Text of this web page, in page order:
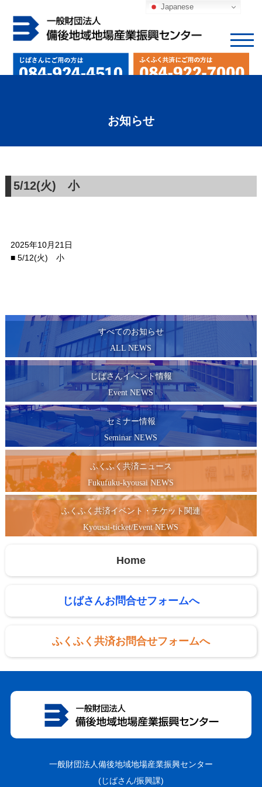
お知らせ
5/12(火) 小
2025年10月21日
■ 5/12(火) 小
すべてのお知らせ
ALL NEWS
じばさんイベント情報
Event NEWS
セミナー情報
Seminar NEWS
ふくふく共済ニュース
Fukufuku-kyousai NEWS
ふくふく共済イベント・チケット関連
Kyousai-ticket/Event NEWS
Home
じばさんお問合せフォームへ
ふくふく共済お問合せフォームへ
一般財団法人備後地域地場産業振興センター
(じばさん/振興課)
Japanese